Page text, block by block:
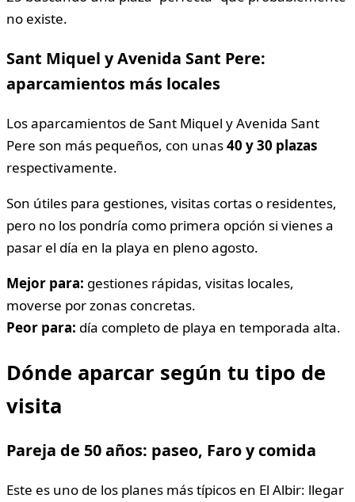
no existe.
Sant Miquel y Avenida Sant Pere:
aparcamientos más locales
Los aparcamientos de Sant Miquel y Avenida Sant
Pere son más pequeños, con unas40 y 30 plazas
respectivamente.
Son útiles para gestiones, visitas cortas o residentes,
pero no los pondría como primera opción si vienes a
pasar el día en la playa en pleno agosto.
Mejor para: gestiones rápidas, visitas locales,
moverse por zonas concretas.
Peor para: día completo de playa en temporada alta.
Dónde aparcar según tu tipo de
visita
Pareja de 50 años: paseo, Faro y comida
Este es uno de los planes más típicos en El Albir: llegar